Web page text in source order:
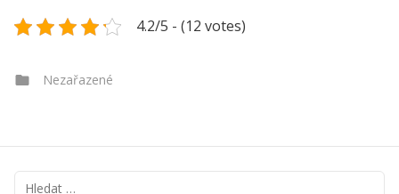
4.2/5 - (12 votes)
Categories
Nezařazené
Vyhledávání